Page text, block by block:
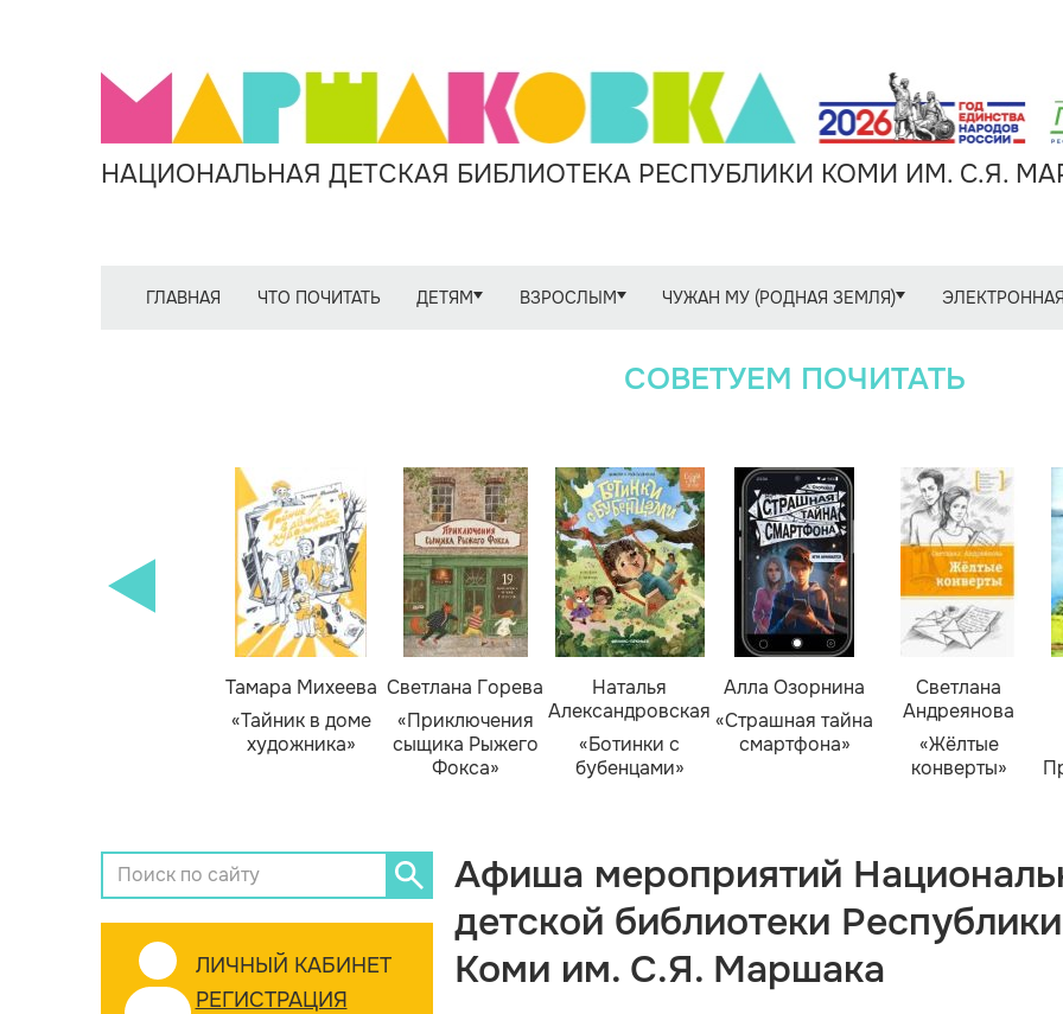
НАЦИОНАЛЬНАЯ ДЕТСКАЯ БИБЛИОТЕКА РЕСПУБЛИКИ КОМИ ИМ. С.Я.
ГЛАВНАЯ ЧТО ПОЧИТАТЬ ДЕТЯМ ВЗРОСЛЫМ ЧУЖАН МУ (РОДНАЯ ЗЕМЛЯ)
СОВЕТУЕМ ПОЧИТАТЬ
Тамара Михеева
«Тайник в доме
художника»
Светлана Горева
«Приключения
сыщика Рыжего
Фокса»
Наталья
Александровская
«Ботинки с
бубенцами»
Алла Озорнина
«Страшная тайна
смартфона»
Светлана
Андреянова
«Жёлтые
конверты»
ЛИЧНЫЙ КАБИНЕТ
РЕГИСТРАЦИЯ
Афиша мероприятий
детской библиотеки Республики
Коми им. С.Я. Маршака